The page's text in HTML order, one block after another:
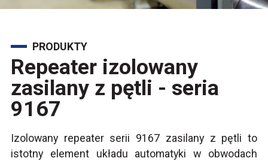
PRODUKTY
Repeater izolowany
zasilany z pętli - seria
9167
Izolowany repeater serii 9167 zasilany z pętli to
istotny element układu automatyki w obwodach